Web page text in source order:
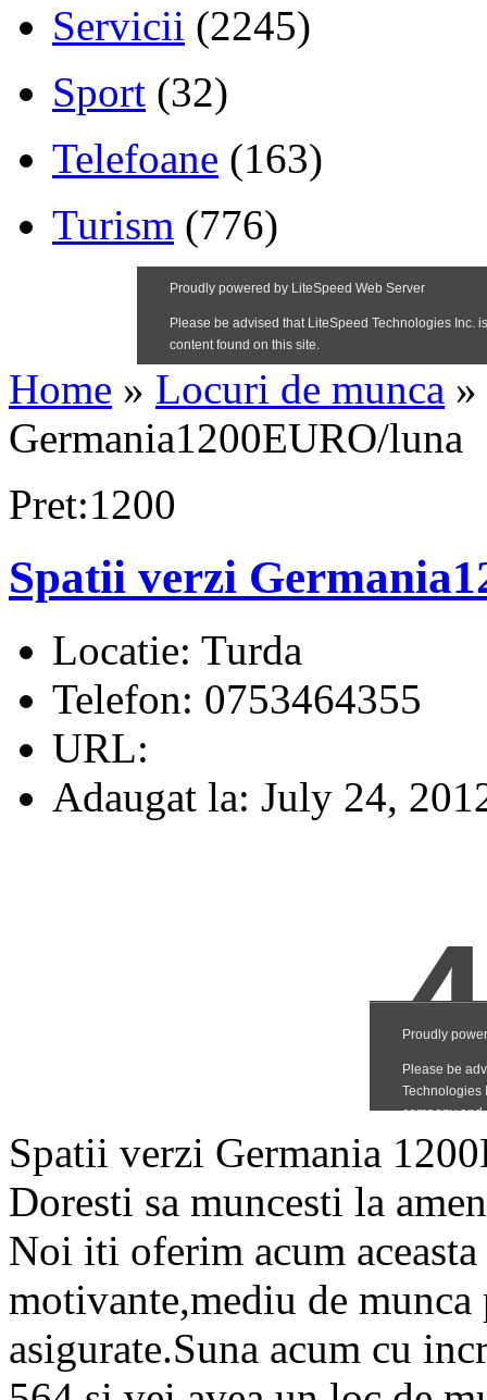
Servicii (2245)
Sport (32)
Telefoane (163)
Turism (776)
Home » Locuri de munca »
Germania1200EURO/luna
Pret:1200
Spatii verzi
Locatie: Turda
Telefon: 0753464355
URL:
Adaugat la: July 24,
Spatii verzi Germania
Doresti sa muncesti la
Noi iti oferim acum
motivante,mediu de munca
asigurate.Suna acum cu